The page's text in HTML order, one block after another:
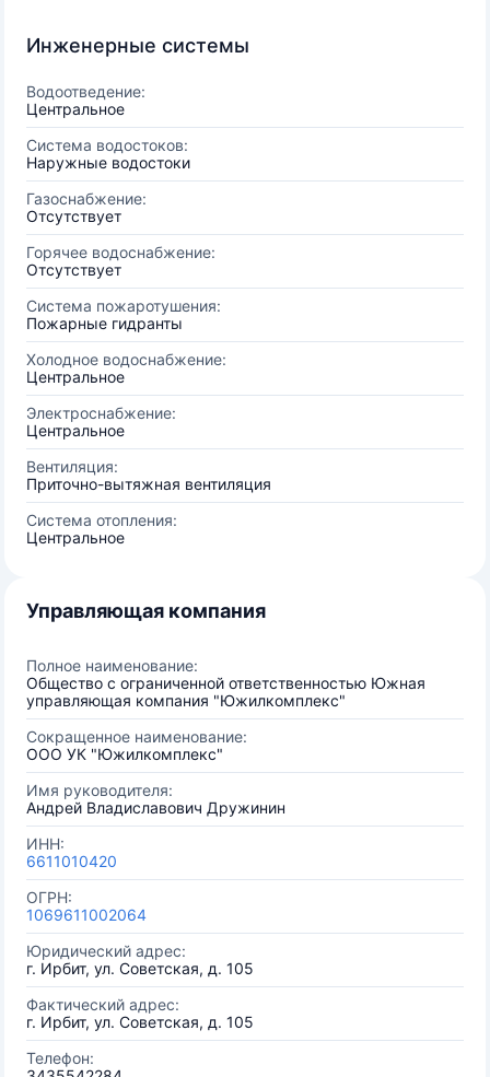
Инженерные системы
Водоотведение:
Центральное
Система водостоков:
Наружные водостоки
Газоснабжение:
Отсутствует
Горячее водоснабжение:
Отсутствует
Система пожаротушения:
Пожарные гидранты
Холодное водоснабжение:
Центральное
Электроснабжение:
Центральное
Вентиляция:
Приточно-вытяжная вентиляция
Система отопления:
Центральное
Управляющая компания
Полное наименование:
Общество с ограниченной ответственностью Южная
управляющая компания "Южилкомплекс"
Сокращенное наименование:
ООО УК "Южилкомплекс"
Имя руководителя:
Андрей Владиславович Дружинин
ИНН:
6611010420
ОГРН:
1069611002064
Юридический адрес:
г. Ирбит, ул. Советская, д. 105
Фактический адрес:
г. Ирбит, ул. Советская, д. 105
Телефон: